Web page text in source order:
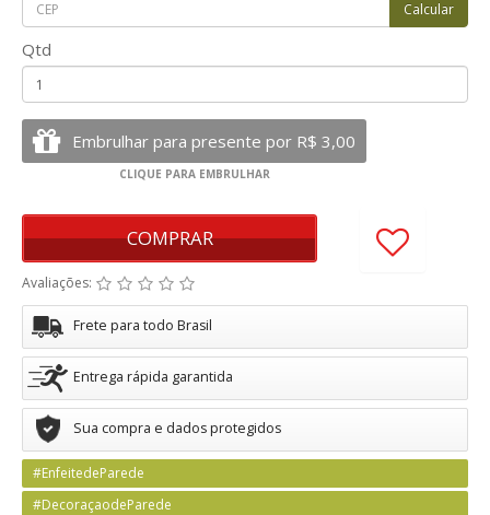
Qtd
COMPRAR
Avaliações:
Frete para todo Brasil
Entrega rápida garantida
Sua compra e dados protegidos
#EnfeitedeParede
#DecoraçaodeParede